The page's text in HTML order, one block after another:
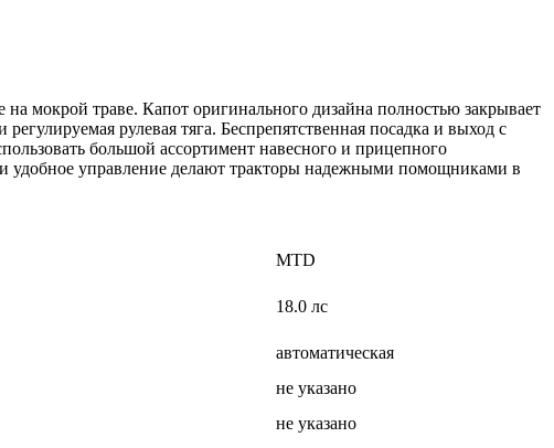
мокрой траве. Капот оригинального дизайна полностью закрывает
рулевая тяга. Беспрепятственная посадка и выход с
большой ассортимент навесного и прицепного
и удобное управление делают тракторы надежными помощниками в
MTD
18.0 лс
автоматическая
не указано
не указано